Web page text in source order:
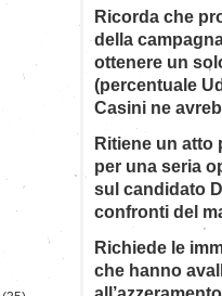
Ricorda che
della
ottenere un
(percentuale
Casini ne
Ritiene un atto
per una seria
sul candidato
confronti del
Richiede le
che hanno